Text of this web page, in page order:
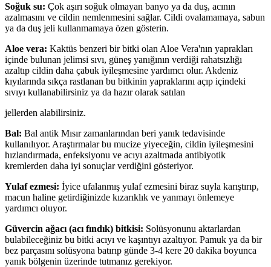
Soğuk su: Çok aşırı soğuk olmayan banyo ya da duş, acının
azalmasını ve cildin nemlenmesini sağlar. Cildi ovalamamaya, sabun
ya da duş jeli kullanmamaya özen gösterin.
Aloe vera: Kaktüs benzeri bir bitki olan Aloe Vera'nın yaprakları
içinde bulunan jelimsi sıvı, güneş yanığının verdiği rahatsızlığı
azaltıp cildin daha çabuk iyileşmesine yardımcı olur. Akdeniz
kıyılarında sıkça rastlanan bu bitkinin yapraklarını açıp içindeki
sıvıyı kullanabilirsiniz ya da hazır olarak satılan
jellerden alabilirsiniz.
Bal: Bal antik Mısır zamanlarından beri yanık tedavisinde
kullanılıyor. Araştırmalar bu mucize yiyeceğin, cildin iyileşmesini
hızlandırmada, enfeksiyonu ve acıyı azaltmada antibiyotik
kremlerden daha iyi sonuçlar verdiğini gösteriyor.
Yulaf ezmesi: İyice ufalanmış yulaf ezmesini biraz suyla karıştırıp,
macun haline getirdiğinizde kızarıklık ve yanmayı önlemeye
yardımcı oluyor.
Güvercin ağacı (acı fındık) bitkisi: Solüsyonunu aktarlardan
bulabileceğiniz bu bitki acıyı ve kaşıntıyı azaltıyor. Pamuk ya da bir
bez parçasını solüsyona batırıp günde 3-4 kere 20 dakika boyunca
yanık bölgenin üzerinde tutmanız gerekiyor.